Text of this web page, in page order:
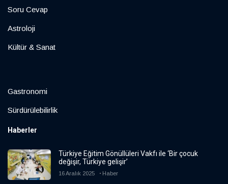
Soru Cevap
Astroloji
Kültür & Sanat
Gastronomi
Sürdürülebilirlik
Haberler
Türkiye Eğitim Gönüllüleri Vakfı ile ‘Bir çocuk
değişir, Türkiye gelişir’
16 Aralık 2025 Haber